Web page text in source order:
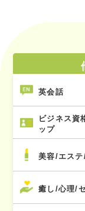
英会話
ビジネス資
ップ
美容/エス
癒し/心理/